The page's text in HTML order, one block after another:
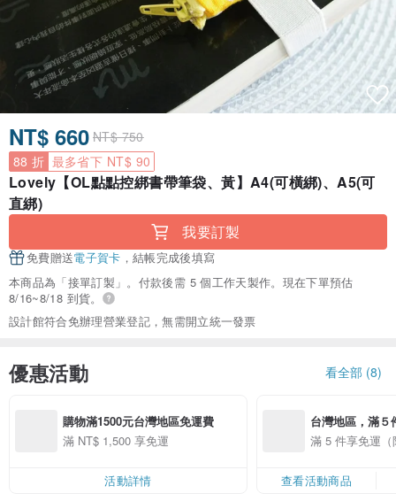
NT$ 660 NT$ 750
88 折 最多省下 NT$ 90
Lovely【OL點點控綁書帶筆袋、黃】A4(可橫綁)、A5(可
直綁)
我要訂製
免費贈送電子賀卡 ，結帳完成後填寫
本商品為「接單訂製」。付款後需 5 個工作天製作。現在下單預估
8/16~8/18 到貨。
設計館符合免辦理營業登記，無需開立統一發票
優惠活動 看全部 (8)
購物滿1500元台灣地區免運費
滿 NT$ 1,500 享免運
活動詳情
台灣地區，滿５
費。
滿 5 件享免運
查看活動商品